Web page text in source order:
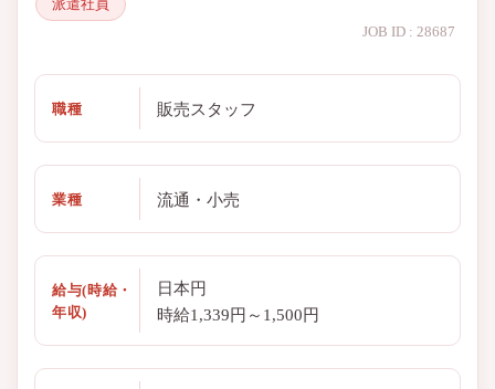
派遣社員
JOB ID : 28687
職種 販売スタッフ
業種 流通・小売
給与(時給・
年収)
日本円
時給1,339円～1,500円